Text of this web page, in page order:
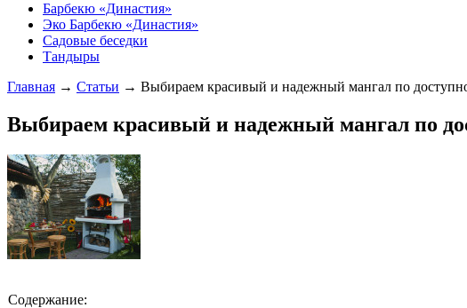
Барбекю «Династия»
Эко Барбекю «Династия»
Садовые беседки
Тандыры
Главная → Статьи → Выбираем красивый и надежный мангал по
Выбираем красивый и надежный мангал по
Содержание: